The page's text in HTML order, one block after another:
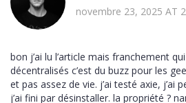
novembre 23, 2025 AT
bon j’ai lu l’article mais franchement
décentralisés c’est du buzz pour les
et pas assez de vie. j’ai testé axie, j’ai
j’ai fini par désinstaller. la propriété ?